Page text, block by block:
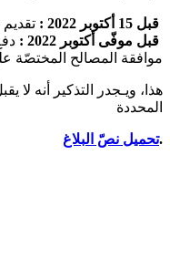
قبل 15 أكتوبر 2022
:
قبل موفّى أكتوبر 2022
:
موافقة المصالح المختصّة
هذا، ويـجدر التذكير أنه
المحددة
تحميل نصّ البلاغ.